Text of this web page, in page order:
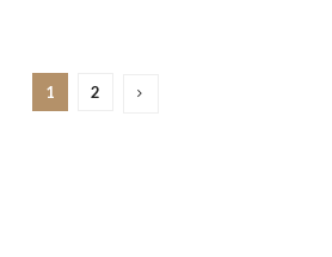
1 2